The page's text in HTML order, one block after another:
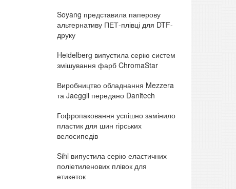
Soyang представила паперову
альтернативу ПЕТ-плівці для DTF-
друку
Heidelberg випустила серію систем
змішування фарб ChromaStar
Виробництво обладнання Mezzera
та Jaeggli передано Danitech
Гофропаковання успішно замінило
пластик для шин гірських
велосипедів
Sihl випустила серію еластичних
поліетиленових плівок для
етикеток